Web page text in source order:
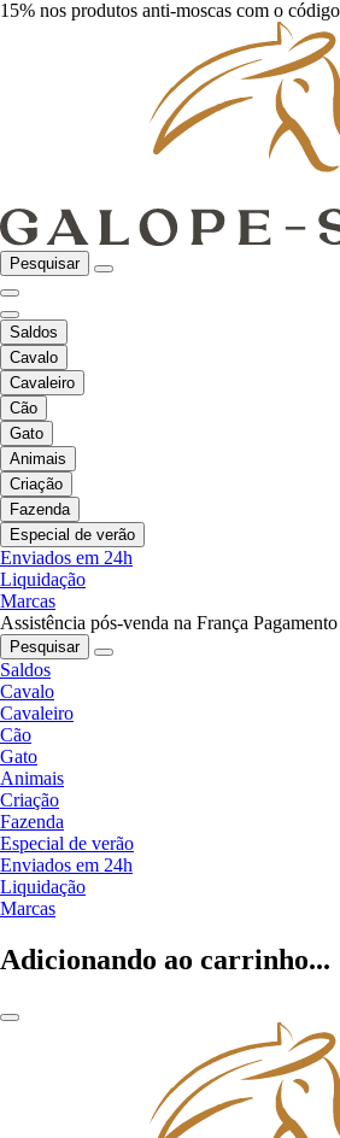
15% nos produtos anti-moscas com o
Pesquisar
Saldos
Cavalo
Cavaleiro
Cão
Gato
Animais
Criação
Fazenda
Especial de verão
Enviados em 24h
Liquidação
Marcas
Assistência pós-venda na França
Pesquisar
Saldos
Cavalo
Cavaleiro
Cão
Gato
Animais
Criação
Fazenda
Especial de verão
Enviados em 24h
Liquidação
Marcas
Adicionando ao carrinho...